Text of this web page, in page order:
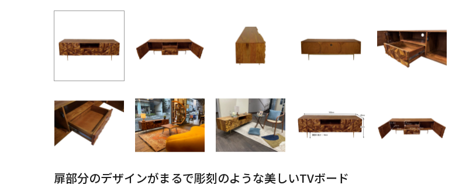
扉部分のデザインがまるで彫刻のような美しいTVボード